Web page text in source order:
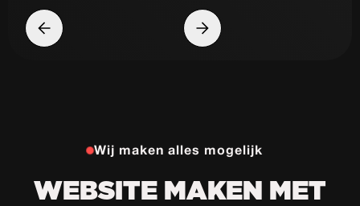
Wij maken alles mogelijk
WEBSITE MAKEN MET